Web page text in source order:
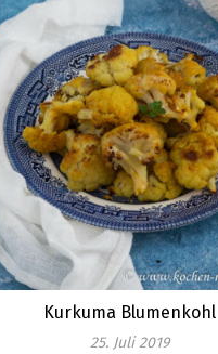
Kurkuma Blumenkohl
25. Juli 2019